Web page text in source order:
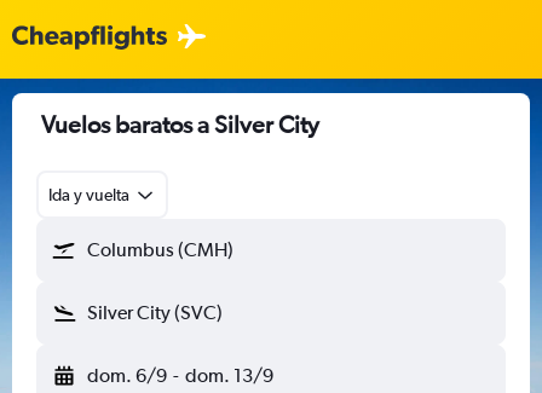
Vuelos baratos a Silver City
Ida y vuelta
Columbus (CMH)
Silver City (SVC)
dom. 6/9 - dom. 13/9